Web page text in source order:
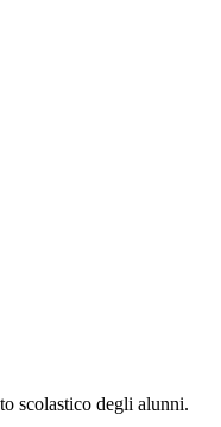
scolastico degli alunni.